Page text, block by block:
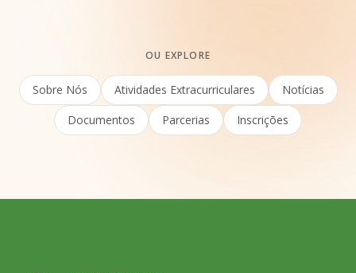
OU EXPLORE
Sobre Nós Atividades Extracurriculares
Notícias
Documentos
Parcerias Inscrições